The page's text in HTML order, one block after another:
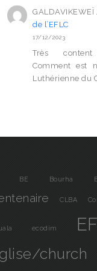
GALDAVIKEWEÏ
de l’EFLC
17/12/2023
Très
Comment est
Luthérienne du
BE Bourha
CLBA
ecodim
church